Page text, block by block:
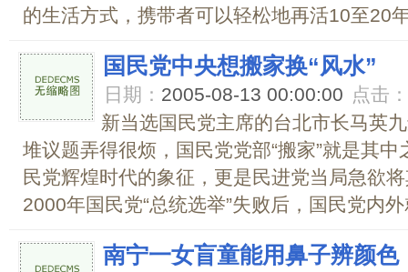
的生活方式，携带者可以轻松地再活10至20
国民党中央想搬家换“风水”
日期： 2005-08-13 00:00:00 点击：
新当选国民党主席的台北市长马英
堆议题弄得很烦，国民党党部“搬家”就是其
民党辉煌时代的象征，更是民进党当局急欲
2000年国民党“总统选举”失败后，国民党内
南宁一女盲童能用鼻子辨颜色